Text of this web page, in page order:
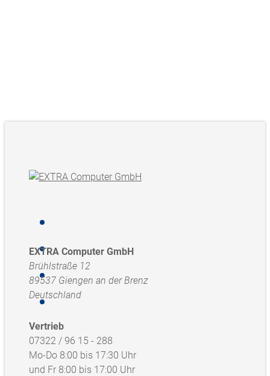
EXTRA Computer GmbH
Brühlstraße 12
89537 Giengen an der Brenz
Deutschland
Vertrieb
07322 / 96 15 - 288
Mo-Do 8:00 bis 17:30 Uhr
und Fr 8:00 bis 17:00 Uhr